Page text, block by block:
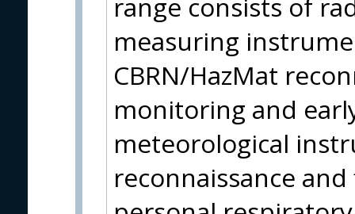
measuring
CBRN/HazMat
monitoring and
meteorological
reconnaissance